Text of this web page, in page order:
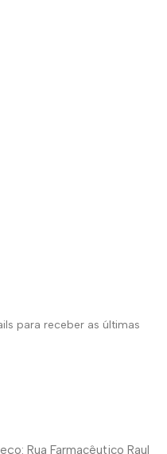
para receber as últimas
Rua Farmacêutico Raul